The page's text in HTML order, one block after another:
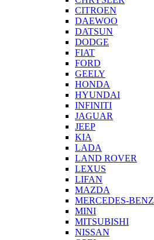
CITROEN
DAEWOO
DATSUN
DODGE
FIAT
FORD
GEELY
HONDA
HYUNDAI
INFINITI
JAGUAR
JEEP
KIA
LADA
LAND ROVER
LEXUS
LIFAN
MAZDA
MERCEDES-BENZ
MINI
MITSUBISHI
NISSAN